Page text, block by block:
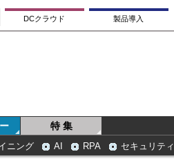
DCクラウド 製品導入
特 集
ニング AI RPA セキュリティ